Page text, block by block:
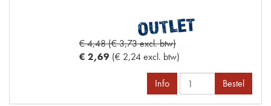
€ 4,48 (€ 3,73 excl. btw)
€ 2,69 (€ 2,24 excl. btw)
Info Bestel